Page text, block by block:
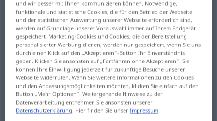
Übersicht aller Übersetzungen
(Für mehr Details die Übersetzung anklicken/antippen)
zmartwienie
zmartwienie Trübsal
und wir besser mit Ihnen kommunizieren können. Notwendige,
funktionale und statistische Cookies, die für den Betrieb der Webseite
und der statistischen Auswertung unserer Webseite erforderlich sind,
werden auf Grundlage unserer Vorauswahl immer auf Ihrem Endgerät
gespeichert. Marketing-Cookies und Cookies, die der Bereitstellung
personalisierter Werbung dienen, werden nur gespeichert, wenn Sie uns
durch einen Klick auf den „Akzeptieren“-Button Ihr Einverständnis
geben. Klicken Sie ansonsten auf „Fortfahren ohne Akzeptieren“. Sie
können Ihre Einwilligung jederzeit für zukünftige Besuche unserer
Webseite widerrufen. Wenn Sie weitere Informationen zu den Cookies
und den Anpassungsmöglichkeiten möchten, klicken Sie einfach auf den
Button „Mehr Optionen“. Weitergehende Hinweise zu der
Datenverarbeitung entnehmen Sie ansonsten unserer
Datenschutzerklärung. Hier finden Sie unserImpressum.